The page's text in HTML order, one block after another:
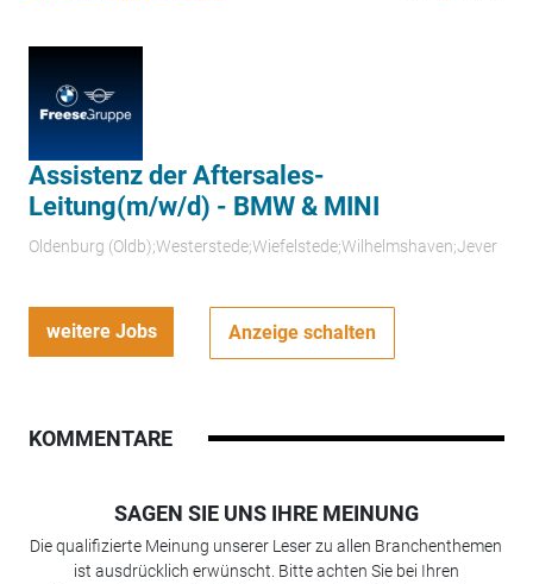
Assistenz der Aftersales-
Leitung(m/w/d) - BMW & MINI
Oldenburg (Oldb);Westerstede;Wiefelstede;Wilhelmshaven;Jever
weitere Jobs Anzeige schalten
KOMMENTARE
SAGEN SIE UNS IHRE MEINUNG
Die qualifizierte Meinung unserer Leser zu allen Branchenthemen
ist ausdrücklich erwünscht. Bitte achten Sie bei Ihren